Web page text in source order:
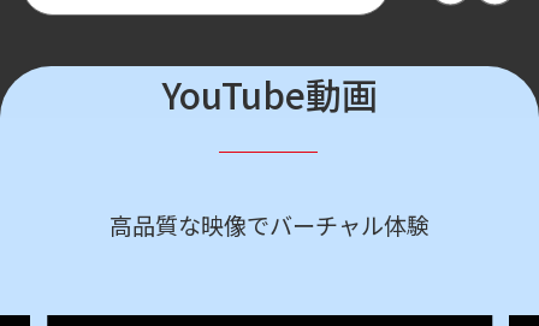
YouTube動画
高品質な映像でバーチャル体験